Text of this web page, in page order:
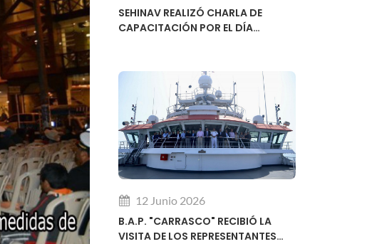
SEHINAV REALIZÓ CHARLA DE
CAPACITACIÓN POR EL DÍA
12 Junio 2026
B.A.P. "CARRASCO" RECIBIÓ LA
VISITA DE LOS REPRESENTANTES